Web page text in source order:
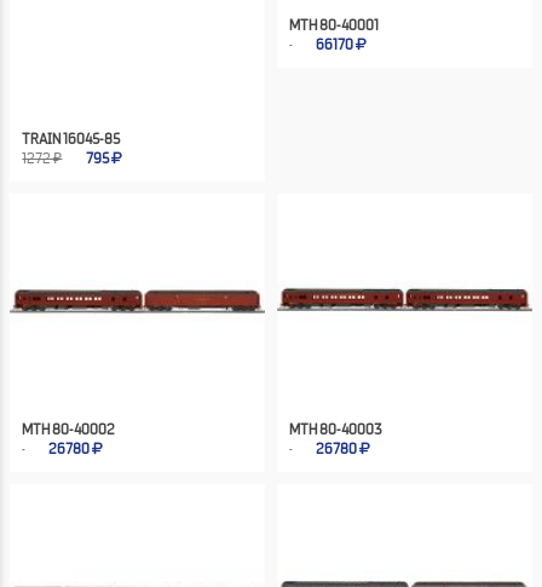
TRAIN 16045-85
1272 ₽
795
MTH 80-40001
66170
MTH 80-40002
26780
MTH 80-40003
26780